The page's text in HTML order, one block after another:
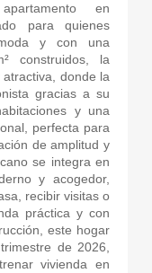
en
para quienes
y con una
construidos, la
donde la
gracias a su
y una
perfecta para
de amplitud y
se integra en
y acogedor,
recibir visitas o
práctica y con
este hogar
de 2026,
vivienda en